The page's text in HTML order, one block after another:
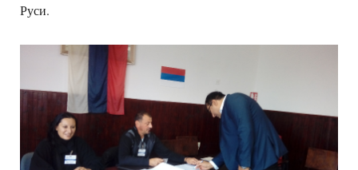
Руси.